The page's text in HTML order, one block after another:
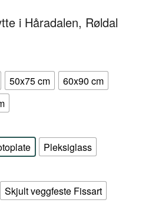
i Håradalen, Røldal
50x75 cm
60x90 cm
Pleksiglass
Skjult veggfeste Fissart